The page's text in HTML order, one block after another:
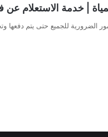
| خدمة الاستعلام عن
الضرورية للجميع حتى يتم